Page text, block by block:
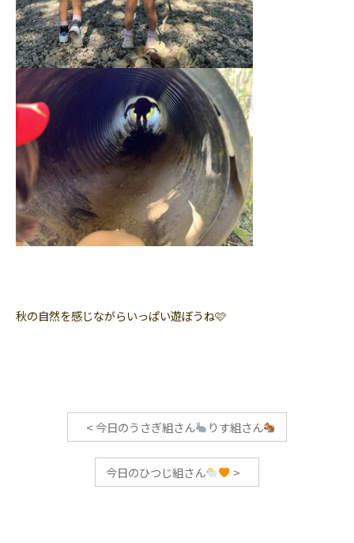
秋の自然を感じながらいっぱい遊ぼうね🩷
<今日のうさぎ組さん りす組さん
今日のひつじ組さん >